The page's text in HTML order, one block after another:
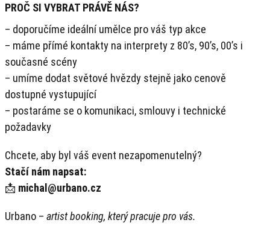
PROČ SI VYBRAT PRÁVĚ NÁS?
– doporučíme ideální umělce pro váš typ akce
– máme přímé kontakty na interprety z 80’s, 90’s, 00’s i
současné scény
– umíme dodat světové hvězdy stejně jako cenově
dostupné vystupující
– postaráme se o komunikaci, smlouvy i technické
požadavky
Chcete, aby byl váš event nezapomenutelný?
Stačí nám napsat:
📩 michal@urbano.cz
Urbano – artist booking, který pracuje pro vás.